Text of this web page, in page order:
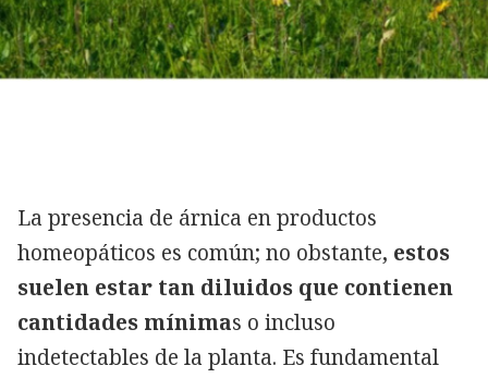
La presencia de árnica en productos
homeopáticos es común; no obstante, estos
suelen estar tan diluidos que contienen
cantidades mínimas o incluso
indetectables de la planta. Es fundamental